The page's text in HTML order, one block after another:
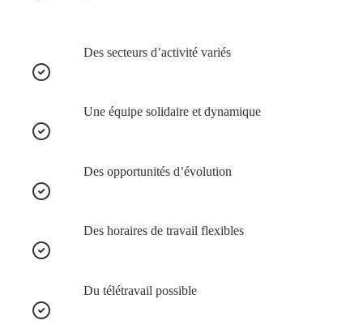
Des secteurs d’activité variés
Une équipe solidaire et dynamique
Des opportunités d’évolution
Des horaires de travail flexibles
Du télétravail possible